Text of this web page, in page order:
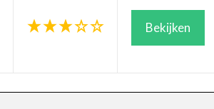
Bekijken